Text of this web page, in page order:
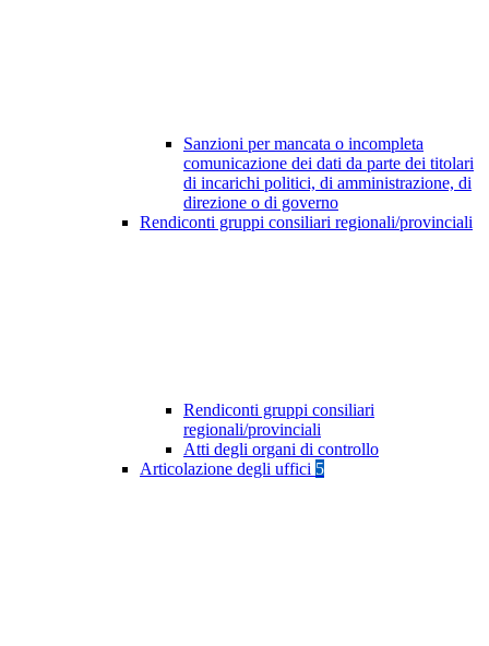
Sanzioni per mancata o incompleta
comunicazione dei dati da parte dei titolari
di incarichi politici, di amministrazione, di
direzione o di governo
Rendiconti gruppi consiliari regionali/provinciali
Rendiconti gruppi consiliari
regionali/provinciali
Atti degli organi di controllo
Articolazione degli uffici 5